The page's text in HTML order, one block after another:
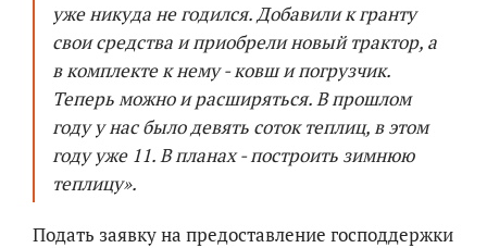
уже никуда не годился. Добавили к гранту
свои средства и приобрели новый трактор, а
в комплекте к нему - ковш и погрузчик.
Теперь можно и расширяться. В прошлом
году у нас было девять соток теплиц, в этом
году уже 11. В планах - построить зимнюю
теплицу».
Подать заявку на предоставление господдержки